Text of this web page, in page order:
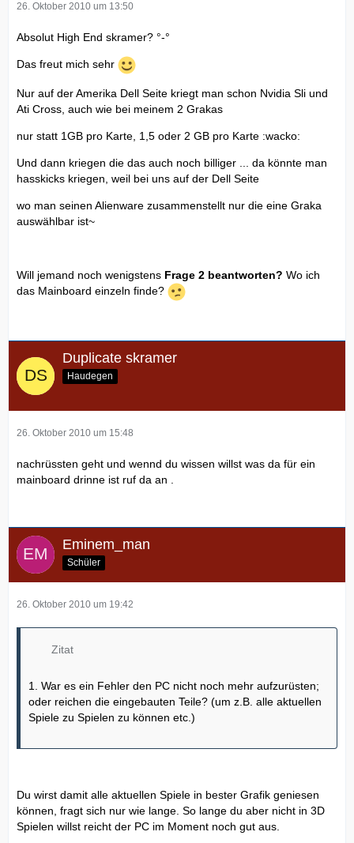
26. Oktober 2010 um 13:50
Absolut High End skramer? °-°
Das freut mich sehr
Nur auf der Amerika Dell Seite kriegt man schon Nvidia Sli und
Ati Cross, auch wie bei meinem 2 Grakas
nur statt 1GB pro Karte, 1,5 oder 2 GB pro Karte :wacko:
Und dann kriegen die das auch noch billiger ... da könnte man
hasskicks kriegen, weil bei uns auf der Dell Seite
wo man seinen Alienware zusammenstellt nur die eine Graka
auswählbar ist~
Will jemand noch wenigstens Frage 2 beantworten? Wo ich
das Mainboard einzeln finde?
Duplicate skramer
Haudegen
26. Oktober 2010 um 15:48
nachrüssten geht und wennd du wissen willst was da für ein
mainboard drinne ist ruf da an .
Eminem_man
Schüler
26. Oktober 2010 um 19:42
Zitat
1. War es ein Fehler den PC nicht noch mehr aufzurüsten;
oder reichen die eingebauten Teile? (um z.B. alle aktuellen
Spiele zu Spielen zu können etc.)
Du wirst damit alle aktuellen Spiele in bester Grafik geniesen
können, fragt sich nur wie lange. So lange du aber nicht in 3D
Spielen willst reicht der PC im Moment noch gut aus.